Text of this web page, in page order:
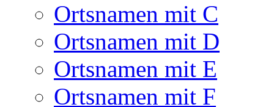
Ortsnamen mit C
Ortsnamen mit D
Ortsnamen mit E
Ortsnamen mit F